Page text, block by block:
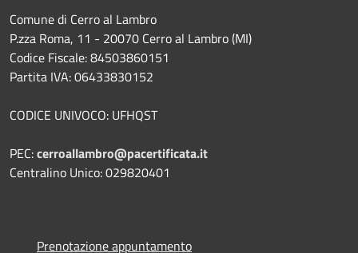
Comune di Cerro al Lambro
P.zza Roma, 11 - 20070 Cerro al Lambro (MI)
Codice Fiscale: 84503860151
Partita IVA: 06433830152
CODICE UNIVOCO: UFHQST
PEC:cerroallambro@pacertificata.it
Centralino Unico: 029820401
Prenotazione appuntamento